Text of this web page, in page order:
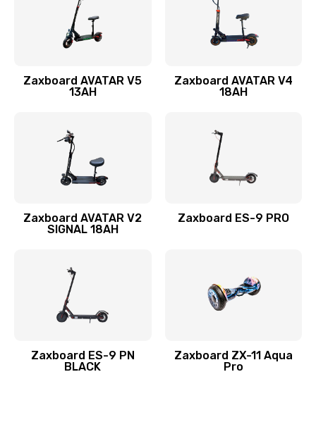
Zaxboard AVATAR V5
13AH
Zaxboard AVATAR V4
18AH
Zaxboard AVATAR V2
SIGNAL 18AH
Zaxboard ES-9 PRO
Zaxboard ES-9 PN
BLACK
Zaxboard ZX-11 Aqua
Pro